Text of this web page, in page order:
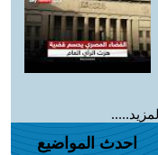
احدث المواضيع